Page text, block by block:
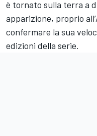
è tornato sulla terra a
apparizione, proprio
confermare la sua
edizioni della serie.